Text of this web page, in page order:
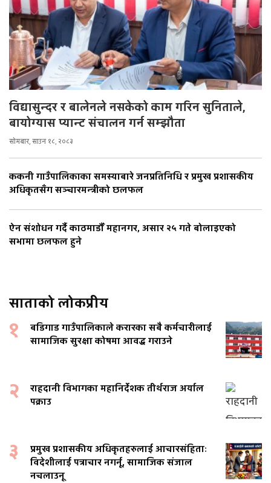
विद्यासुन्दर र बालेनले नसकेको काम गरिन सुनिताले,
बायोग्यास प्यान्ट संचालन गर्न सम्झौता
सोमबार, साउन १८, २०८३
ककनी गाउँपालिकाका समस्याबारे जनप्रतिनिधि र प्रमुख प्रशासकीय
अधिकृतसँग सञ्चारमन्त्रीको छलफल
ऐन संशोधन गर्दै काठमाडौँ महानगर, असार २५ गते बोलाइएको
सभामा छलफल हुने
साताको लोकप्रीय
१
बडिगाड गाउँपालिकाले करारका सबै कर्मचारीलाई
सामाजिक सुरक्षा कोषमा आवद्ध गराउने
२
राहदानी विभागका महानिर्देशक तीर्थराज अर्याल
पक्राउ
३
प्रमुख प्रशासकीय अधिकृतहरुलाई आचारसंहिताः
विदेशीलाई पत्राचार नगर्नू, सामाजिक संजाल
नचलाउनू